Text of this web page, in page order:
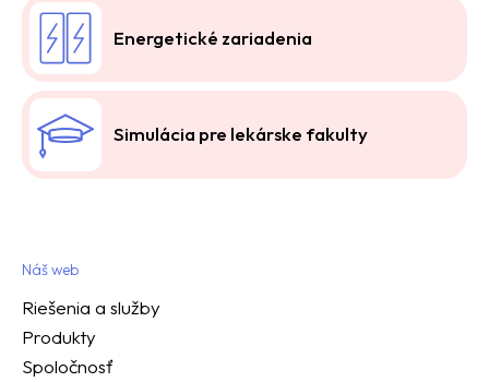
Energetické zariadenia
Simulácia pre lekárske fakulty
Náš web
Riešenia a služby
Produkty
Spoločnosť